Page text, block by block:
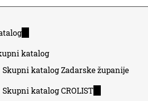
(link
external)
katalog
Skupni katalog Zadarske županije
Skupni katalog CROLIST(link